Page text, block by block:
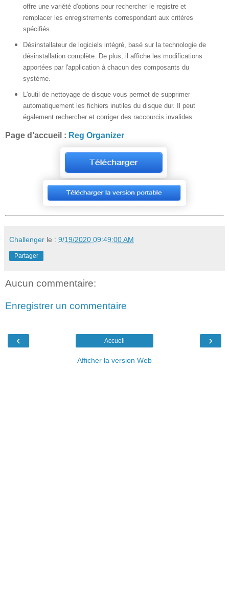
offre une variété d'options pour rechercher le registre et
remplacer les enregistrements correspondant aux critères
spécifiés.
Désinstallateur de logiciels intégré, basé sur la technologie de
désinstallation complète. De plus, il affiche les modifications
apportées par l'application à chacun des composants du
système.
L'outil de nettoyage de disque vous permet de supprimer
automatiquement les fichiers inutiles du disque dur. Il peut
également rechercher et corriger des raccourcis invalides.
Page d’accueil : Reg Organizer
Challenger le : 9/19/2020 09:49:00 AM
Partager
Aucun commentaire:
Enregistrer un commentaire
‹ ›
Accueil
Afficher la version Web